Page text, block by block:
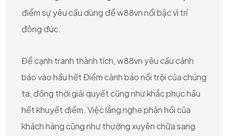
điểm sự yêu cầu dùng để w88vn nổi bậc vì trí
đông đúc.
Để cạnh tranh thành tích, w88vn yêu cầu cảnh
báo vào hầu hết Điểm cảnh báo nổi trội của chúng
ta, đồng thời giải quyết cũng như khắc phục hầu
hết khuyết điểm. Việc lắng nghe phản hồi của
khách hàng cũng như thường xuyên chữa sang